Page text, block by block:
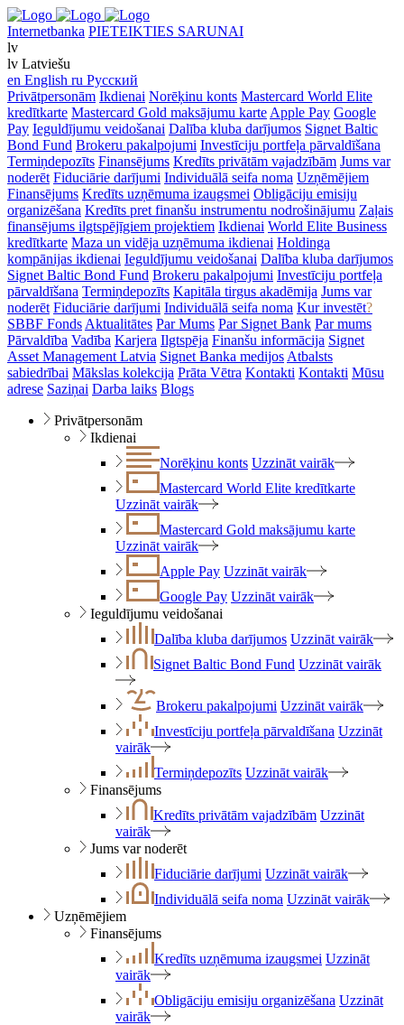
Internetbanka PIETEIKTIES SARUNAI
lv
lv Latviešu
en English ru Русский
Privātpersonām Ikdienai Norēķinu konts Mastercard World Elite
kredītkarte Mastercard Gold maksājumu karte Apple Pay Google
Pay Ieguldījumu veidošanai Dalība kluba darījumos Signet Baltic
Bond Fund Brokeru pakalpojumi Investīciju portfeļa pārvaldīšana
Termiņdepozīts Finansējums Kredīts privātām vajadzībām Jums var
noderēt Fiduciārie darījumi Individuālā seifa noma Uzņēmējiem
Finansējums Kredīts uzņēmuma izaugsmei Obligāciju emisiju
organizēšana Kredīts pret finanšu instrumentu nodrošinājumu Zaļais
finansējums ilgtspējīgiem projektiem Ikdienai World Elite Business
kredītkarte Maza un vidēja uzņēmuma ikdienai Holdinga
kompānijas ikdienai Ieguldījumu veidošanai Dalība kluba darījumos
Signet Baltic Bond Fund Brokeru pakalpojumi Investīciju portfeļa
pārvaldīšana Termiņdepozīts Kapitāla tirgus akadēmija Jums var
noderēt Fiduciārie darījumi Individuālā seifa noma Kur investēt?
SBBF Fonds Aktualitātes Par Mums Par Signet Bank Par mums
Pārvaldība Vadība Karjera Ilgtspēja Finanšu informācija Signet
Asset Management Latvia Signet Banka medijos Atbalsts
sabiedrībai Mākslas kolekcija Prāta Vētra Kontakti Kontakti Mūsu
adrese Saziņai Darba laiks Blogs
Privātpersonām
Ikdienai
Norēķinu konts Uzzināt vairāk
Mastercard World Elite kredītkarte
Uzzināt vairāk
Mastercard Gold maksājumu karte
Uzzināt vairāk
Apple Pay Uzzināt vairāk
Google Pay Uzzināt vairāk
Ieguldījumu veidošanai
Dalība kluba darījumos Uzzināt vairāk
Signet Baltic Bond Fund Uzzināt vairāk
Brokeru pakalpojumi Uzzināt vairāk
Investīciju portfeļa pārvaldīšana Uzzināt
vairāk
Termiņdepozīts Uzzināt vairāk
Finansējums
Kredīts privātām vajadzībām Uzzināt
vairāk
Jums var noderēt
Fiduciārie darījumi Uzzināt vairāk
Individuālā seifa noma Uzzināt vairāk
Uzņēmējiem
Finansējums
Kredīts uzņēmuma izaugsmei Uzzināt
vairāk
Obligāciju emisiju organizēšana Uzzināt
vairāk